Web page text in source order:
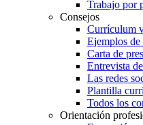
Trabajo por
Consejos
Currículum
Ejemplos
Carta de
Entrevista
Las redes
Plantilla
Todos los
Orientación